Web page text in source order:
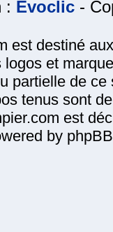
: Evoclic -
est destiné
logos et
partielle de
tenus sont
est
by